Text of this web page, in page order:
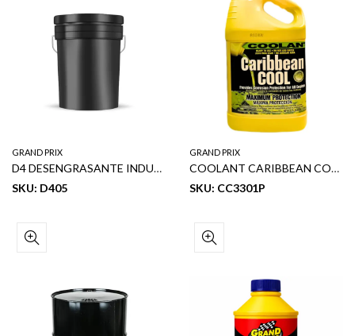
GRAND PRIX
D4 DESENGRASANTE INDUSTRIAL 5 GL
SKU: D405
GRAND PRIX
COOLANT CARIBBEAN COOL 33% 1GL
SKU: CC3301P